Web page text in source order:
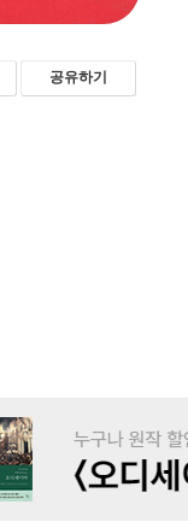
공유하기